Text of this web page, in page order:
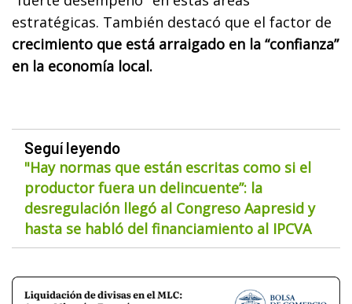
estratégicas. También destacó que el factor de
crecimiento que está arraigado en la “confianza”
en la economía local.
Seguí leyendo
"Hay normas que están escritas como si el
productor fuera un delincuente”: la
desregulación llegó al Congreso Aapresid y
hasta se habló del financiamiento al IPCVA